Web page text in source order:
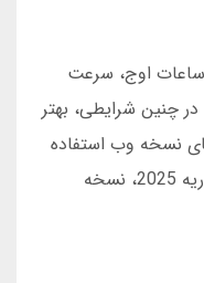
ساعات اوج، سرعت
چنین شرایطی، بهتر
نسخه وب استفاده
کنید. در تست های انجام شده در فوریه 2025، نسخه